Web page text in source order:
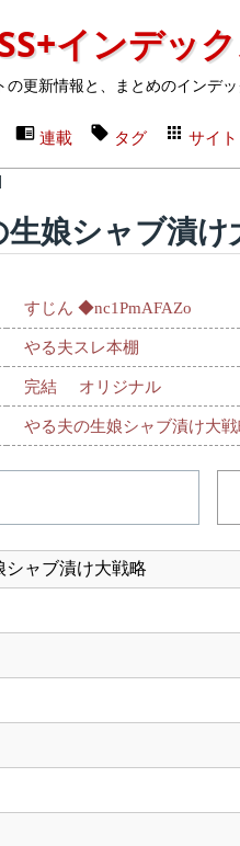
インデッ
の更新情報と、まとめのインデッ
連載 タグ サイト
娘シャブ漬け
すじん ◆nc1PmAFAZo
やる夫スレ本棚
完結 オリジナル
やる夫の生娘シャブ漬け大戦
シャブ漬け大戦略